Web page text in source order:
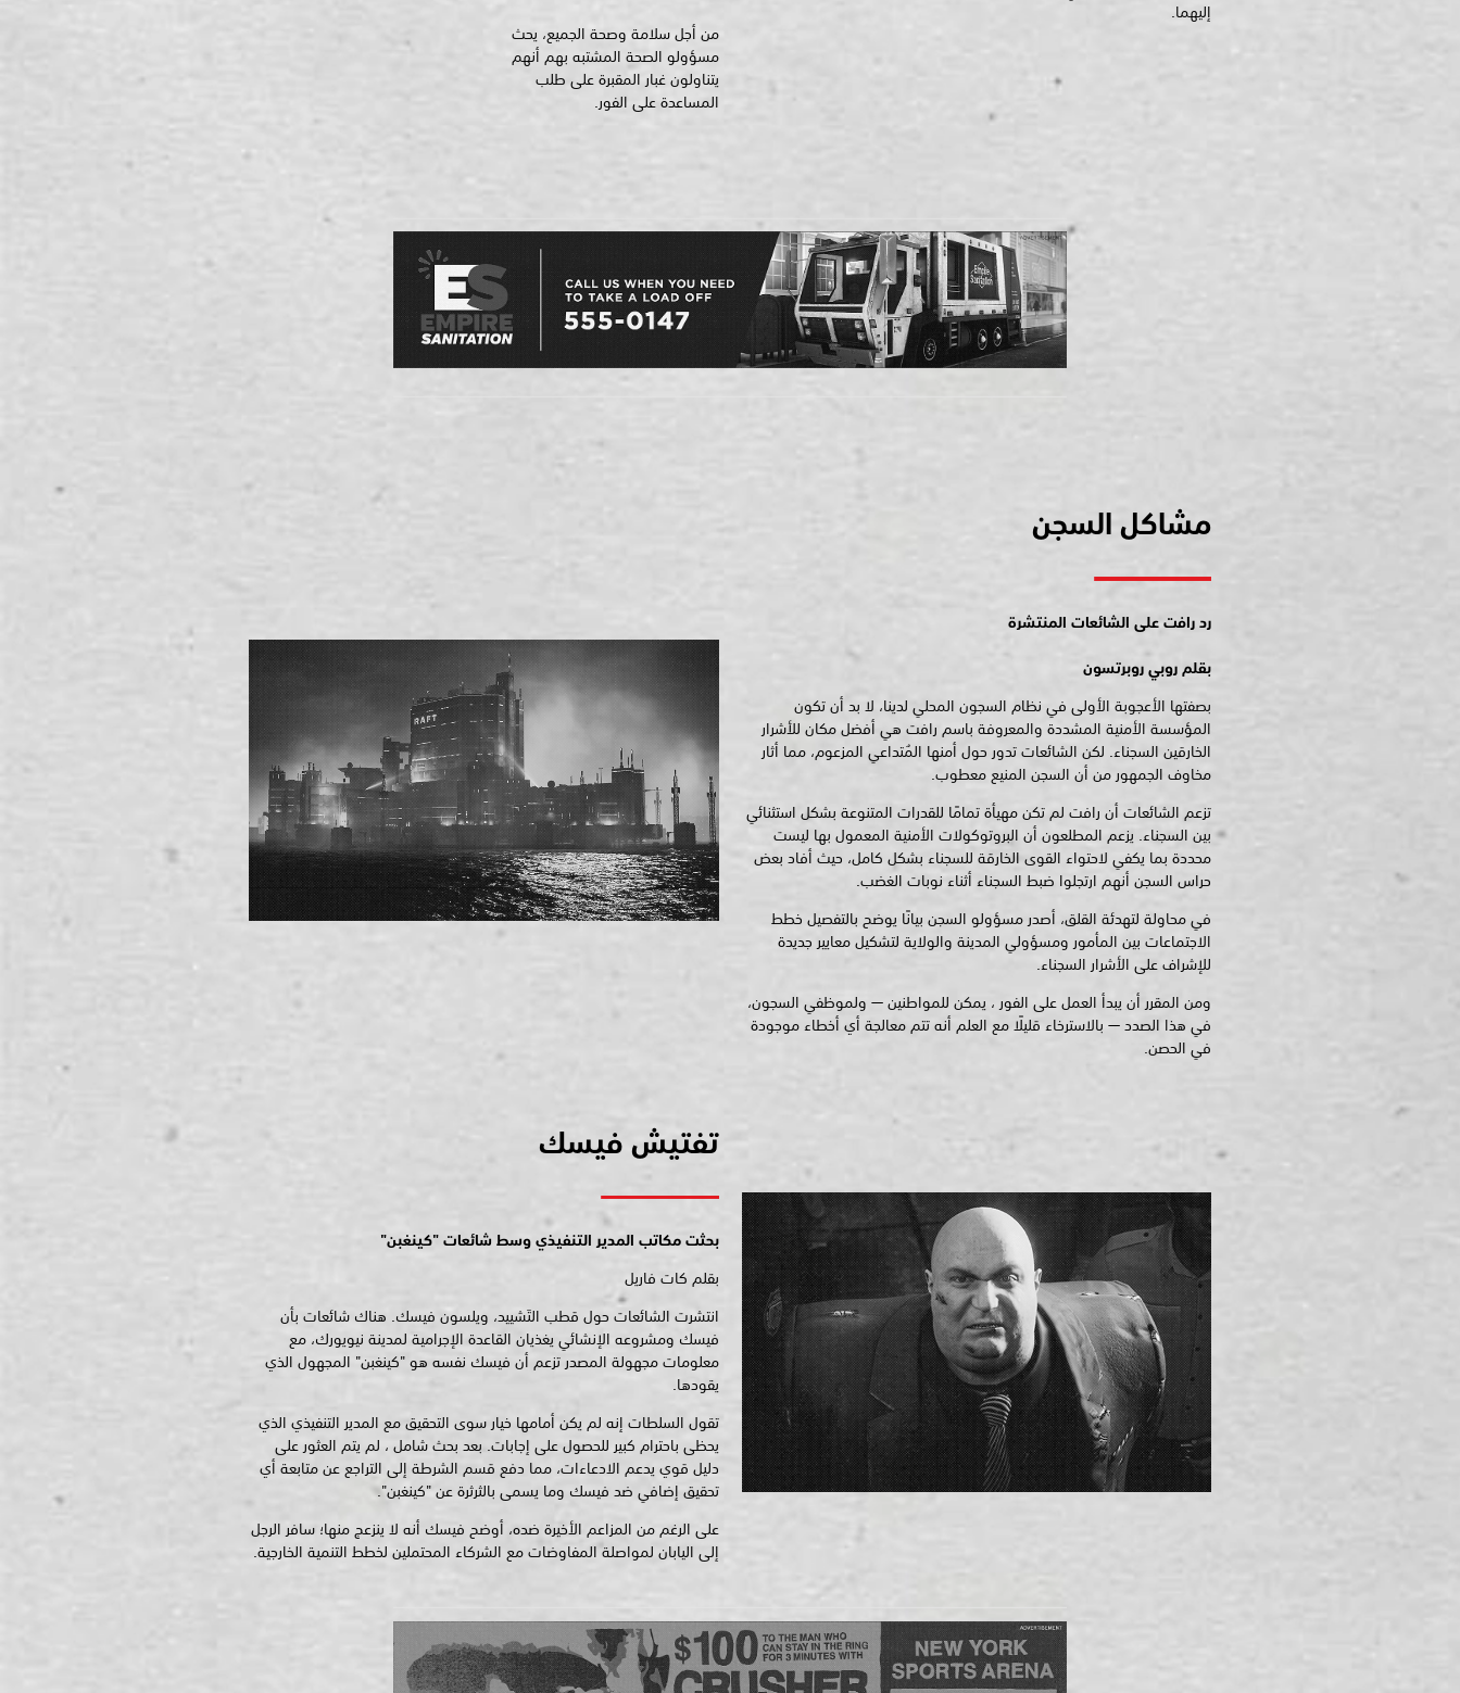
من أجل سلامة وصحة الجميع، يحث
مسؤولو الصحة المشتبه بهم أنهم
يتناولون غبار المقبرة على طلب
المساعدة على الفور.
إليهما.
مشاكل السجن
رد رافت على الشائعات المنتشرة
بقلم روبي روبرتسون
بصفتها الأعجوبة الأولى في نظام السجون المحلي لدينا، لا بد أن تكون
المؤسسة الأمنية المشددة والمعروفة باسم رافت هي أفضل مكان للأشرار
الخارقين السجناء. لكن الشائعات تدور حول أمنها المُتداعي المزعوم، مما أثار
مخاوف الجمهور من أن السجن المنيع معطوب.
تزعم الشائعات أن رافت لم تكن مهيأة تمامًا للقدرات المتنوعة بشكل استثنائي
بين السجناء. يزعم المطلعون أن البروتوكولات الأمنية المعمول بها ليست
محددة بما يكفي لاحتواء القوى الخارقة للسجناء بشكل كامل، حيث أفاد بعض
حراس السجن أنهم ارتجلوا ضبط السجناء أثناء نوبات الغضب.
في محاولة لتهدئة القلق، أصدر مسؤولو السجن بيانًا يوضح بالتفصيل خطط
الاجتماعات بين المأمور ومسؤولي المدينة والولاية لتشكيل معايير جديدة
للإشراف على الأشرار السجناء.
ومن المقرر أن يبدأ العمل على الفور ، يمكن للمواطنين — ولموظفي السجون،
في هذا الصدد — بالاسترخاء قليلًا مع العلم أنه تتم معالجة أي أخطاء موجودة
في الحصن.
تفتيش فيسك
بحثت مكاتب المدير التنفيذي وسط شائعات "كينغبن"
بقلم كات فاريل
انتشرت الشائعات حول قطب التَشييد، ويلسون فيسك. هناك شائعات بأن
فيسك ومشروعه الإنشائي يغذيان القاعدة الإجرامية لمدينة نيويورك، مع
معلومات مجهولة المصدر تزعم أن فيسك نفسه هو "كينغبن" المجهول الذي
يقودها.
تقول السلطات إنه لم يكن أمامها خيار سوى التحقيق مع المدير التنفيذي الذي
يحظى باحترام كبير للحصول على إجابات. بعد بحث شامل ، لم يتم العثور على
دليل قوي يدعم الادعاءات، مما دفع قسم الشرطة إلى التراجع عن متابعة أي
تحقيق إضافي ضد فيسك وما يسمى بالثرثرة عن "كينغبن".
على الرغم من المزاعم الأخيرة ضده، أوضح فيسك أنه لا ينزعج منها؛ سافر الرجل
إلى اليابان لمواصلة المفاوضات مع الشركاء المحتملين لخطط التنمية الخارجية.